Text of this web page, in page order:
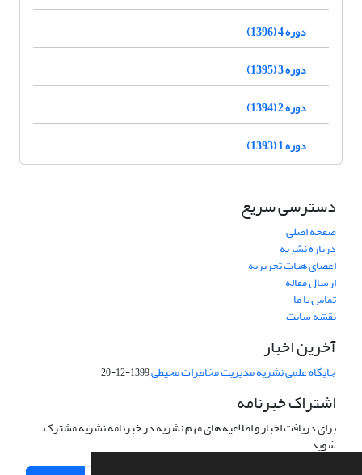
دوره 4 (1396)
دوره 3 (1395)
دوره 2 (1394)
دوره 1 (1393)
دسترسی سریع
صفحه اصلی
درباره نشریه
اعضای هیات تحریریه
ارسال مقاله
تماس با ما
نقشه سایت
آخرین اخبار
جایگاه علمی نشریه مدیریت مخاطرات محیطی1399-12-20
اشتراک خبرنامه
برای دریافت اخبار و اطلاعیه های مهم نشریه در خبرنامه نشریه مشترک
شوید.